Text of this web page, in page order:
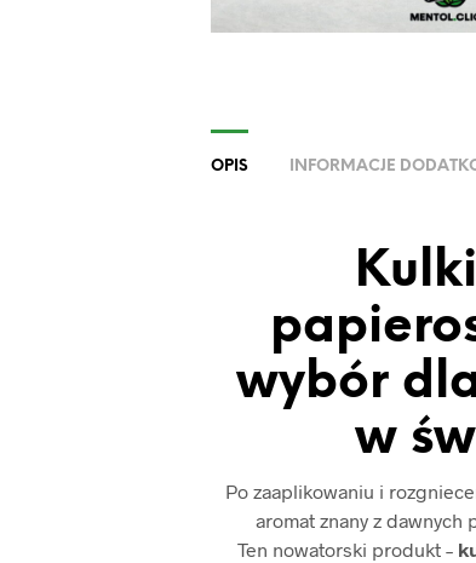
OPIS INFORMACJE
wybór
w
Po zaaplikowaniu i
aromat znany z dawnych
Ten nowatorski produkt –